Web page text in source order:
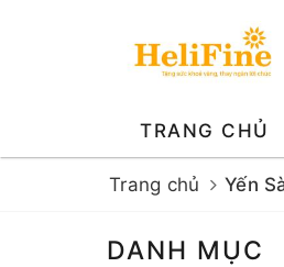
TRANG CHỦ
Trang chủ Yến
DANH MỤC